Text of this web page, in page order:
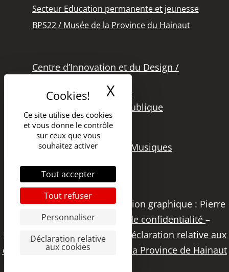
Ce site utilise des cookies
et vous donne le contrôle
sur ceux que vous
souhaitez activer
Tout accepter
Tout refuser
Personnaliser
Déclaration relative
aux cookies
X Masquer le
Secteur Education permanente et jeunesse
BPS22 / Musée de la Province du Hainaut
Centre d’Innovation et du Design /
Office des Métiers d’Art
Secteur de la Lecture Publique
Bibliothèque Langlois
Secteur Cinéma
Secteur Audiovisuel et Musiques
Copyright 2021 – DGSI | Création graphique : Pierre
Papier Studio | Politique de confidentialité –
Déclaration d’accessibilité
Déclaration relative aux
cookies
Visitez le portail de la Province de Hainaut